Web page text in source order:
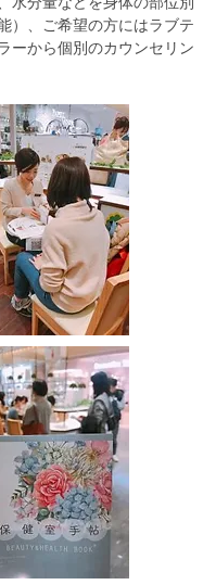
）、ご希望の方にはラブテ
ーから個別のカウンセリン